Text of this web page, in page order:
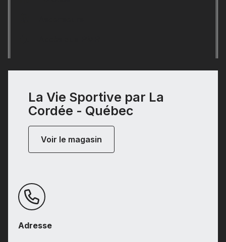
La Vie Sportive par La
Cordée - Québec
Voir le magasin
Adresse